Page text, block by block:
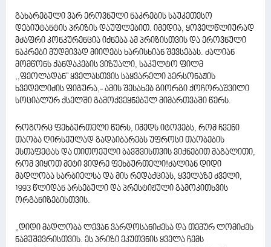
გახარებული ვარ ეროვნული ნაკრების საუკეთესო
დებიუტანტის პრიზის დაუფლებით. იმედია, ყოველწლიურად
მძაფრი კონკურენცია იქნება ამ პრიზისთვის და ეროვნული
ნაკრები მუდმივად მიიღებს ხარისხიან შევსებას. ძალიან
მომწონს ქანდაკების ვიზუალი, საკულტო ფილმ
,,ფეოლადან'' ყველასთვის საყვარელი პერსონაჟის
ხვედელიძის ფიგურა,- ამის შესახებ გიორგი ქოჩორაშვილი
სოციალურ ქსელში გამოქვეყნებულ მიმართვაში წერს.
როგორც ფეხბურთელი წერს, იმედს იტოვებს, რომ ჩვენი
თაობა ღირსეულად გადაიბარებს უფროსი თაობების
ესთაფეტას და თითოეული ბავშვისთვის ვიქნებით მაგალითი,
რომ ვიყოთ მეტი ვიდრე ფეხბურთელი!ძალიან დიდი
მადლობა სარბიელსა და მის რედაქციას, ყველაზე ძველი,
1993 წლიდან არსებული და პრესტიჟული გამოკითხვის
ორგანიზებისთვის.
„დიდი მადლობა ლევან ვარდოსანიძესა და თემურ ლომიძეს
ნამუშევრისთვის. ეს პრიზი ეკუთვნის ყველა ჩემს